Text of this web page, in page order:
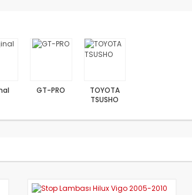
GT-PRO
TOYOTA
TSUSHO